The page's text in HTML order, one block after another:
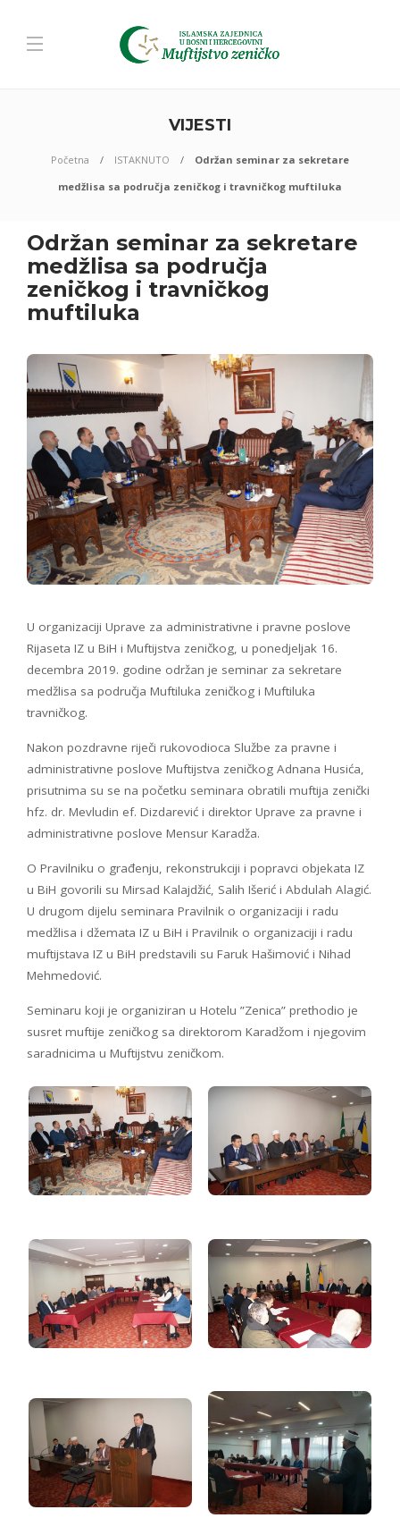
VIJESTI
Početna ISTAKNUTO
Održan seminar za sekretare
medžlisa sa područja zeničkog i travničkog muftiluka
Održan seminar za sekretare
medžlisa sa područja
zeničkog i travničkog
muftiluka
U organizaciji Uprave za administrativne i pravne poslove
Rijaseta IZ u BiH i Muftijstva zeničkog, u ponedjeljak 16.
decembra 2019. godine održan je seminar za sekretare
medžlisa sa područja Muftiluka zeničkog i Muftiluka
travničkog.
Nakon pozdravne riječi rukovodioca Službe za pravne i
administrativne poslove Muftijstva zeničkog Adnana Husića,
prisutnima su se na početku seminara obratili muftija zenički
hfz. dr. Mevludin ef. Dizdarević i direktor Uprave za pravne i
administrativne poslove Mensur Karadža.
O Pravilniku o građenju, rekonstrukciji i popravci objekata IZ
u BiH govorili su Mirsad Kalajdžić, Salih Išerić i Abdulah Alagić.
U drugom dijelu seminara Pravilnik o organizaciji i radu
medžlisa i džemata IZ u BiH i Pravilnik o organizaciji i radu
muftijstava IZ u BiH predstavili su Faruk Hašimović i Nihad
Mehmedović.
Seminaru koji je organiziran u Hotelu ”Zenica” prethodio je
susret muftije zeničkog sa direktorom Karadžom i njegovim
saradnicima u Muftijstvu zeničkom.